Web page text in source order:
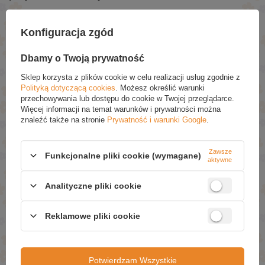
POLECANE
Barwa Hipoalergiczne Tradycyjne Polskie Szare Mydło
z Ekstraktem z Rumianku 100g
£1.59 (-20% Promocja czasowa)
£1.27
£1.59 (-20% Promocja czasowa)
Barwa Hipoalergiczne Tradycyjne Polskie Szare Mydło
£1.35
i Olejem Arganowym 100g
Konfiguracja zgód
Dbamy o Twoją prywatność
Sklep korzysta z plików cookie w celu realizacji usług zgodnie z
Polityką dotyczącą cookies . Możesz określić warunki
przechowywania lub dostępu do cookie w Twojej przeglądarce.
Więcej informacji na temat warunków i prywatności można
znaleźć także na stronie Prywatność i warunki Google
Funkcjonalne pliki cookie (wymagane) Zawsze
aktywne
Analityczne pliki cookie
Reklamowe pliki cookie
Potwierdzam Wszystkie